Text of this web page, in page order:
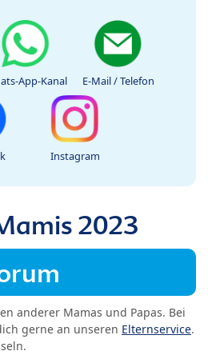
App-Kanal E-Mail / Telefon
Instagram
2023
anderer Mamas und Papas. Bei
gerne an unseren Elternservice.